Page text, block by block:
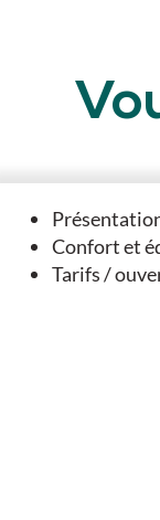
Confort et
Tarifs /
EN LIEN AVEC